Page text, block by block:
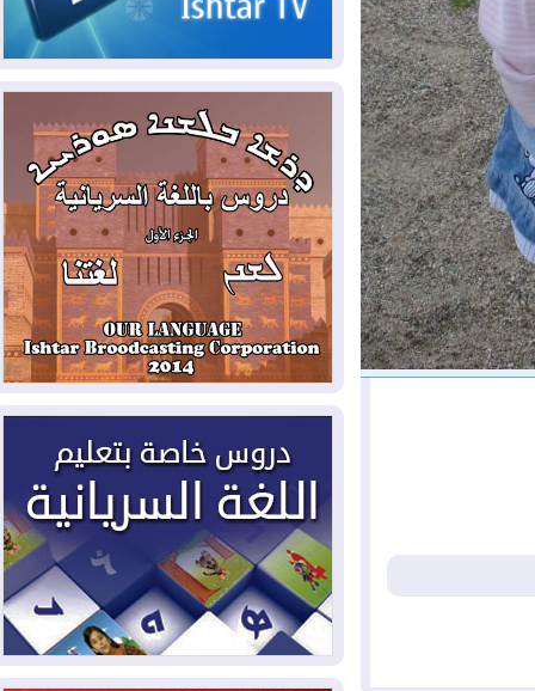
2026-08-06ائتلاف ادارة الدولة: من
يقومون بسلوك يهدد امن البلاد خارجون عن
القانون يجب محاربتهم
2026-08-06بعد هجومين قرب باب المندب..
تحذيرات من تصعيد يهدد الملاحة في البحر
الأحمر
2026-08-06 مئات القاصرين بلا مأوى.. أزمة
سبتة تتصاعد وتضغط على مدريد
2026-08-05
لمدة عام.. بدء توريد 100
مليون قدم مكعب يومياً من غاز كورمور في
إقليم كوردستان إلى وزارة الكهرباء العراقية
2026-08-05
15كارثة بيئية ومناخية ترسم
ملامح أخطر التحديات التي تواجه العراق
2026-08-05
حرائق فرنسا.. توقيف 402
شخص بينهم 156 قاصرا منذ بداية موسم
الحرائق
2026-08-04سومو: إنتاج النفط في إقليم
كوردستان انخفض إلى أقل من 10%